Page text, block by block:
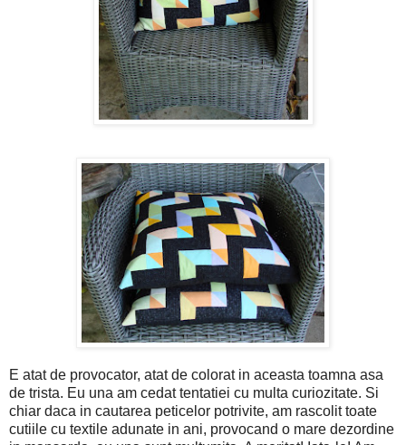
E atat de provocator, atat de colorat in aceasta toamna asa
de trista. Eu una am cedat tentatiei cu multa curiozitate. Si
chiar daca in cautarea peticelor potrivite, am rascolit toate
cutiile cu textile adunate in ani, provocand o mare dezordine